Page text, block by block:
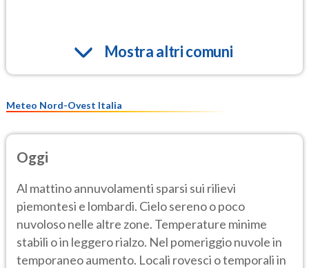
Mostra altri comuni
Meteo Nord-Ovest Italia
Oggi
Al mattino annuvolamenti sparsi sui rilievi
piemontesi e lombardi. Cielo sereno o poco
nuvoloso nelle altre zone. Temperature minime
stabili o in leggero rialzo. Nel pomeriggio nuvole in
temporaneo aumento. Locali rovesci o temporali in